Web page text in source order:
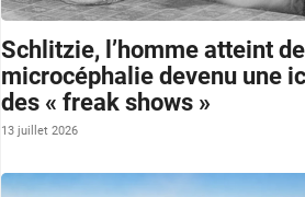
Schlitzie, l’homme atteint de
microcéphalie devenu une
des « freak shows »
13 juillet 2026